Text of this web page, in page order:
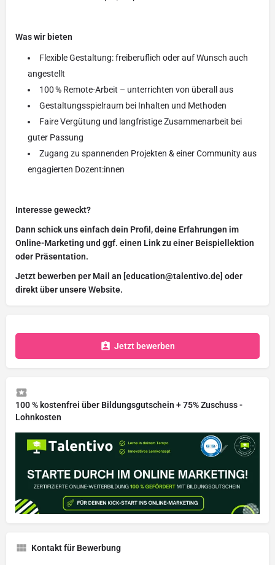
Was wir bieten
Flexible Gestaltung: freiberuflich oder auf Wunsch auch
angestellt
100 % Remote-Arbeit – unterrichten von überall aus
Gestaltungsspielraum bei Inhalten und Methoden
Faire Vergütung und langfristige Zusammenarbeit bei
guter Passung
Zugang zu spannenden Projekten & einer Community aus
engagierten Dozent:innen
Interesse geweckt?
Dann schick uns einfach dein Profil, deine Erfahrungen im
Online-Marketing und ggf. einen Link zu einer Beispiellektion
oder Präsentation.
Jetzt bewerben per Mail an [education@talentivo.de] oder
direkt über unsere Website.
Jetzt bewerben
100 % kostenfrei über Bildungsgutschein + 75% Zuschuss -
Lohnkosten
Kontakt für Bewerbung